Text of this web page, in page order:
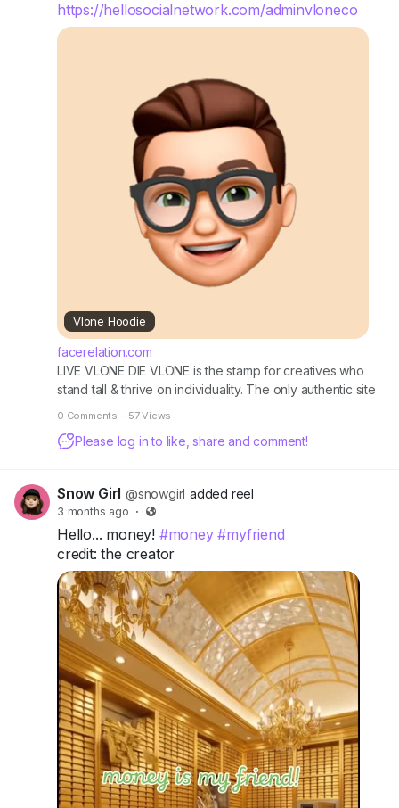
https://hellosocialnetwork.com/adminvloneco
Vlone Hoodie
facerelation.com
LIVE VLONE DIE VLONE is the stamp for creatives who
stand tall & thrive on individuality. The only authentic site
0 Comments · 57 Views
Please log in to like, share and comment!
Snow Girl @snowgirl added reel
3 months ago ·
Hello... money! #money #myfriend
credit: the creator